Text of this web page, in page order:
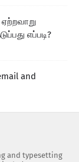
ஏற்றவாறு
எப்படி?
and
and typesetting